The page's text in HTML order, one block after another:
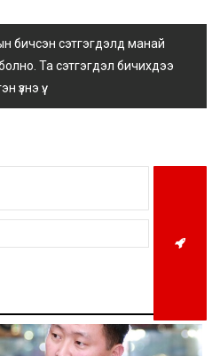
сэтгэгдэлд манай
болно. Та сэтгэгдэл бичихдээ
үү.